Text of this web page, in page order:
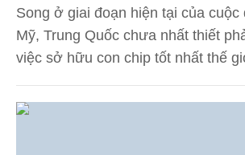
Song ở giai đoạn hiện tại của cuộc
Mỹ, Trung Quốc chưa nhất thiết
việc sở hữu con chip tốt nhất thế